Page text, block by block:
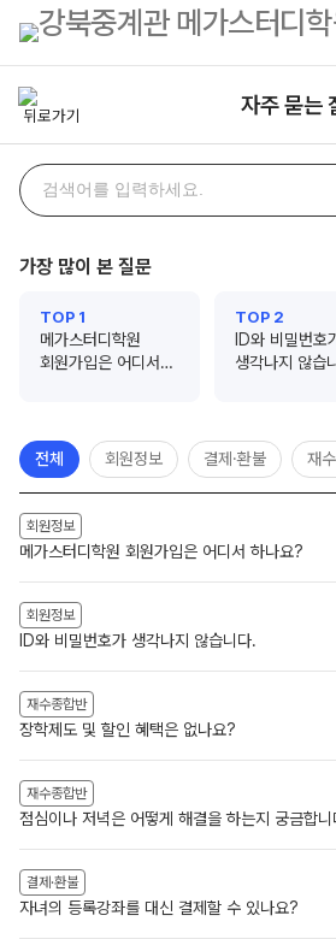
자주 묻는
자주
묻는
검색
검색어
가장 많이 본 질문
TOP 1
메가스터디학원
회원가입은 어디서
TOP 2
ID와 비밀번호
생각나지 않습
전체 회원정보 결제·환불 재
회원정보
메가스터디학원 회원가입은 어디서 하나요?
회원정보
ID와 비밀번호가 생각나지 않습니다.
재수종합반
장학제도 및 할인 혜택은 없나요?
재수종합반
점심이나 저녁은 어떻게 해결을 하는지 궁금합니
결제·환불
자녀의 등록강좌를 대신 결제할 수 있나요?